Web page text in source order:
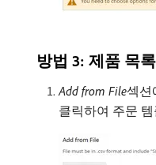
방법 3: 제품 목
Add from File섹션
클릭하여 주문